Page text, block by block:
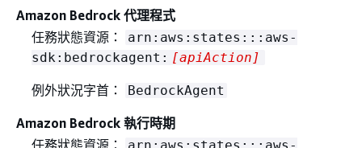
Amazon Bedrock 代理程式
任務狀態資源：
arn:aws:states:::aws-
sdk:bedrockagent: [apiAction]
例外狀況字首： BedrockAgent
Amazon Bedrock 執行時期